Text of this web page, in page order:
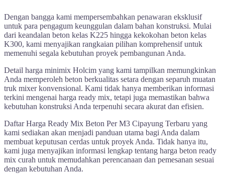
Dengan bangga kami mempersembahkan penawaran eksklusif
untuk para pengagum keunggulan dalam bahan konstruksi. Mulai
dari keandalan beton kelas K225 hingga kekokohan beton kelas
K300, kami menyajikan rangkaian pilihan komprehensif untuk
memenuhi segala kebutuhan proyek pembangunan Anda.
Detail harga minimix Holcim yang kami tampilkan memungkinkan
Anda memperoleh beton berkualitas setara dengan separuh muatan
truk mixer konvensional. Kami tidak hanya memberikan informasi
terkini mengenai harga ready mix, tetapi juga memastikan bahwa
kebutuhan konstruksi Anda terpenuhi secara akurat dan efisien.
Daftar Harga Ready Mix Beton Per M3 Cipayung Terbaru yang
kami sediakan akan menjadi panduan utama bagi Anda dalam
membuat keputusan cerdas untuk proyek Anda. Tidak hanya itu,
kami juga menyajikan informasi lengkap tentang harga beton ready
mix curah untuk memudahkan perencanaan dan pemesanan sesuai
dengan kebutuhan Anda.